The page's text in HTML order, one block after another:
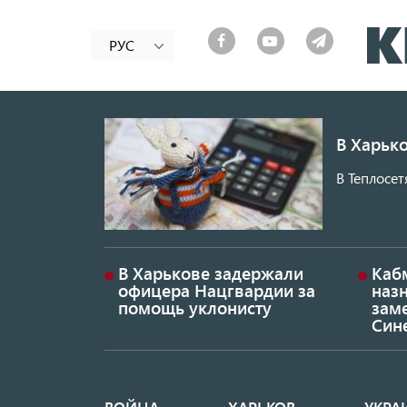
РУС
В
В
В Харькове задержали
офицера Нацгвардии за
помощь уклонисту